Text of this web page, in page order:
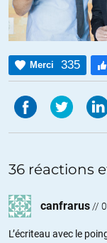
Merci 335
36 réactions
canfrarus//
L’écriteau avec le